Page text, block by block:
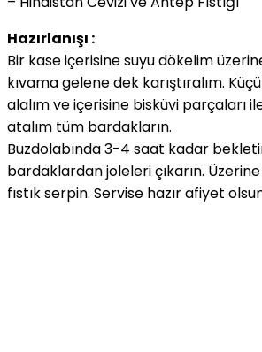
Hazırlanışı :
Bir kase içerisine suyu dökelim
kıvama gelene dek karıştıralım.
alalım ve içerisine bisküvi parçaları
atalım tüm bardakların.
Buzdolabında 3-4 saat kadar
bardaklardan joleleri çıkarın.
fıstık serpin. Servise hazır afiyet